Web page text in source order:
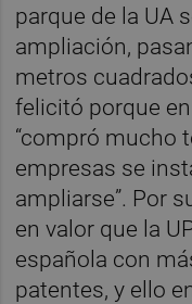
parque de la UA
ampliación,
metros
felicitó porque
“compró mucho
empresas se
ampliarse”. Por
en valor que la
española con
patentes, y ello